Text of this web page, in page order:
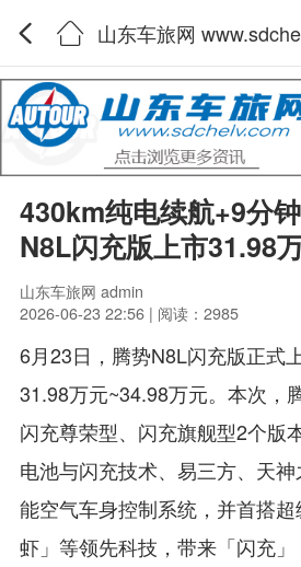
山东车旅网
430km纯电续航+9分
N8L闪充版上市31.98
山东车旅网 admin
2026-06-23 22:56 | 阅读：2985
6月23日，腾势N8L闪充版正式
31.98万元~34.98万元。本次，
闪充尊荣型、闪充旗舰型2个版
电池与闪充技术、易三方、天
能空气车身控制系统，并首搭
虾」等领先科技，带来「闪充」